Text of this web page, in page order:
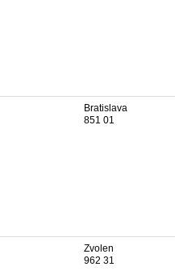
Bratislava
851 01
Zvolen
962 31